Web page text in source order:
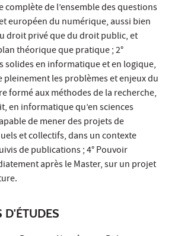
complète de l’ensemble des questions
européen du numérique, aussi bien
droit privé que du droit public, et
théorique que pratique ; 2°
solides en informatique et en logique,
les problèmes et enjeux du
formé aux méthodes de la recherche,
en informatique qu’en sciences
de mener des projets de
et collectifs, dans un contexte
de publications ; 4° Pouvoir
après le Master, sur un projet
D'ÉTUDES